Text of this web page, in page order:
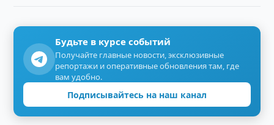
Будьте в курсе событий
Получайте главные новости, эксклюзивные
репортажи и оперативные обновления там, где
вам удобно.
Подписывайтесь на наш канал